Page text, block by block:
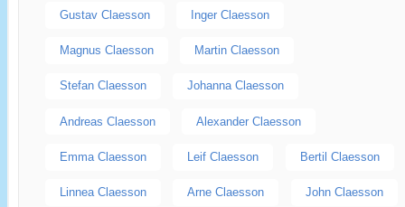
Gustav Claesson Inger Claesson
Magnus Claesson Martin Claesson
Stefan Claesson Johanna Claesson
Andreas Claesson Alexander Claesson
Emma Claesson Leif Claesson Bertil Claesson
Linnea Claesson Arne Claesson John Claesson